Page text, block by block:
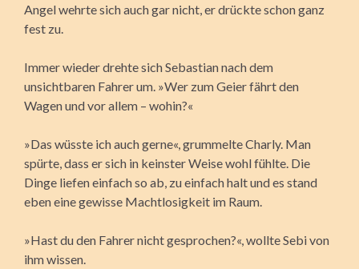
Angel wehrte sich auch gar nicht, er drückte schon ganz
fest zu.
Immer wieder drehte sich Sebastian nach dem
unsichtbaren Fahrer um. »Wer zum Geier fährt den
Wagen und vor allem – wohin?«
»Das wüsste ich auch gerne«, grummelte Charly. Man
spürte, dass er sich in keinster Weise wohl fühlte. Die
Dinge liefen einfach so ab, zu einfach halt und es stand
eben eine gewisse Machtlosigkeit im Raum.
»Hast du den Fahrer nicht gesprochen?«, wollte Sebi von
ihm wissen.